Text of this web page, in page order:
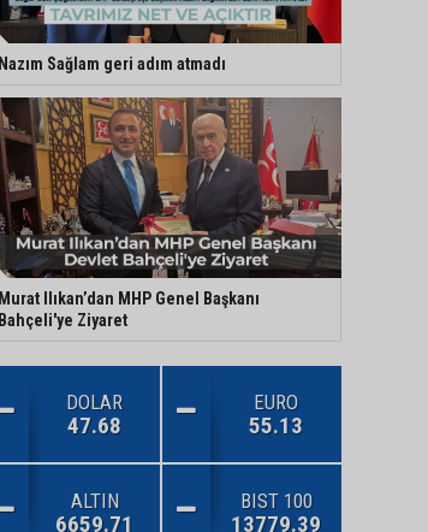
Nazım Sağlam geri adım atmadı
Murat Ilıkan’dan MHP Genel Başkanı
Bahçeli'ye Ziyaret
DOLAR
47.68
EURO
55.13
ALTIN
6659.71
BIST 100
13779.39